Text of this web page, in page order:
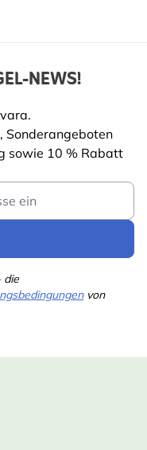
NEWS!
Sonderangeboten
sowie 10 % Rabatt
die
von